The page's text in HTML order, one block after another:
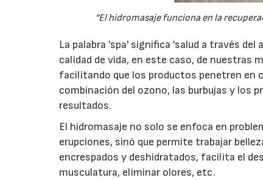
“El hidromasaje funciona en la
La palabra 'spa' significa 'salud a través del
calidad de vida, en este caso, de nuestras
facilitando que los productos penetren en
combinación del ozono, las burbujas y los
resultados.
El hidromasaje no solo se enfoca en
erupciones, sinó que permite trabajar
encrespados y deshidratados, facilita el
musculatura, eliminar olores, etc.